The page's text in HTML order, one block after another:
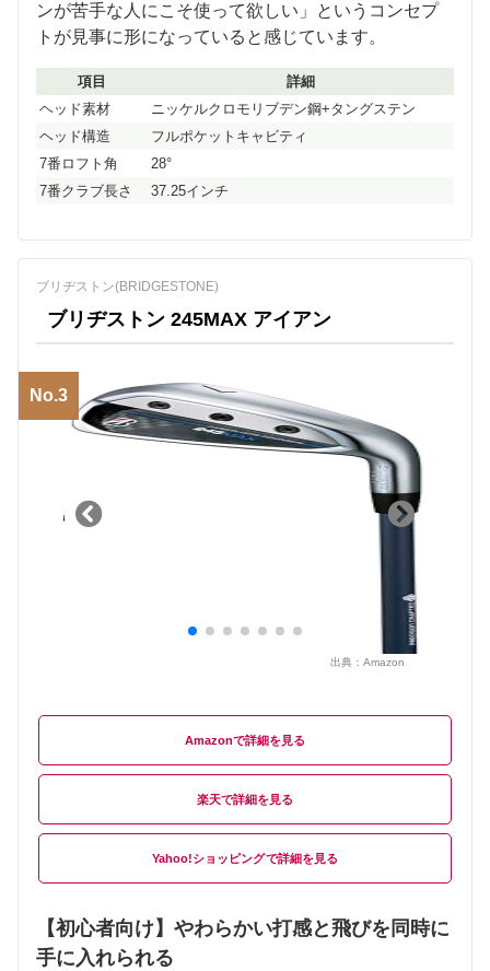
ンが苦手な人にこそ使って欲しい」というコンセプ
トが見事に形になっていると感じています。
項目
詳細
ヘッド素材
ニッケルクロモリブデン鋼+タングステン
ヘッド構造
フルポケットキャビティ
7番ロフト角
28°
7番クラブ長さ
37.25インチ
ブリヂストン(BRIDGESTONE)
ブリヂストン 245MAX アイアン
No.3
出典： Amazon
Amazon
楽天
Yahoo!ショッピング
【初心者向け】やわらかい打感と飛びを同時に
手に入れられる